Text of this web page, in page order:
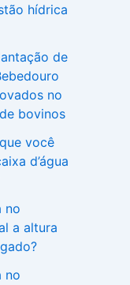
hídrica
de
no
bovinos
você
d’água
no
a altura
no